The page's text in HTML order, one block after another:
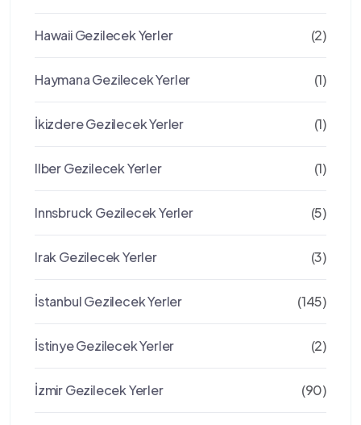
Hawaii Gezilecek Yerler (2)
Haymana Gezilecek Yerler (1)
İkizdere Gezilecek Yerler (1)
Ilber Gezilecek Yerler (1)
Innsbruck Gezilecek Yerler (5)
Irak Gezilecek Yerler (3)
İstanbul Gezilecek Yerler (145)
İstinye Gezilecek Yerler (2)
İzmir Gezilecek Yerler (90)